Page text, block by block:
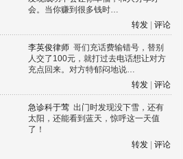
会。当你赚到很多钱时…
转发
评论
李英俊律师 哥们充话费输错号，替别
人交了100元，就打过去电话想让对方
充点回来。对方特郁闷地说…
转发
评论
急诊科于莺 出门时发现没下雪，还有
太阳，还能看到蓝天，惊呼这一天值
了！
转发
评论